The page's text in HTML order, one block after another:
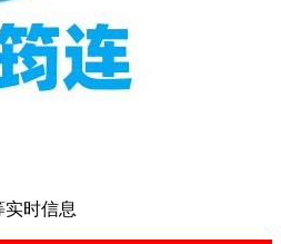
时信息